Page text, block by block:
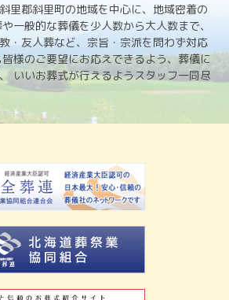
里郡斜里町の地域を中心に、地域密着の
一般的な葬儀を少人数から大人数まで、
・友人葬など、宗旨・宗派を問わず対応
皆様のご要望にお応えできるよう、葬儀に
いいお葬式が行えるようスタッフ一同尽